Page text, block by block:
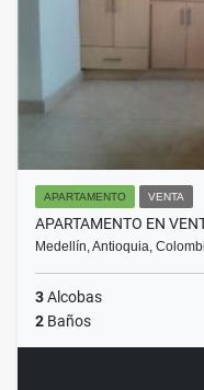
APARTAMENTO VENTA
APARTAMENTO EN
Medellín, Antioquia,
3Alcobas
2 Baños